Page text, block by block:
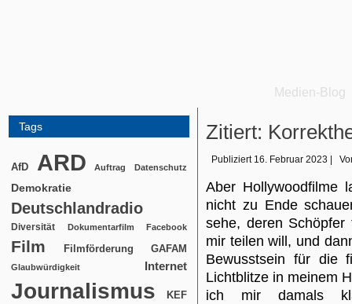
Medien-Blog
Tags
AfD ARD Auftrag Datenschutz
Demokratie
Deutschlandradio
Diversität Dokumentarfilm Facebook
Film Filmförderung GAFAM
Glaubwürdigkeit Internet
Journalismus KEF
Zitiert:
Publiziert 16. Februar 2023
Aber Hollywoodfilme
nicht zu Ende
sehe, deren
mir teilen will, und
Bewusstsein für die
Lichtblitze in meinem
ich mir damals